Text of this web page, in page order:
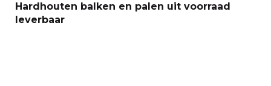
Hardhouten balken en palen uit voorraad
leverbaar